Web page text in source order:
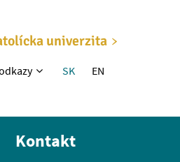
univerzita
menu SK EN
Kontakt